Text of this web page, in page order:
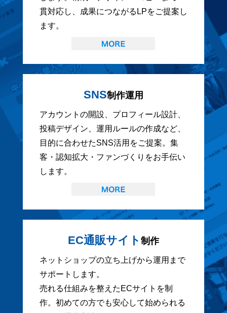
貫対応し、成果につながるLPをご提案し
ます。
SNS制作運用
アカウントの開設、プロフィール設計、
投稿デザイン、運用ルールの作成など、
目的に合わせたSNS活用をご提案。集
客・認知拡大・ファンづくりをお手伝い
します。
EC通販サイト 制作
ネットショップの立ち上げから運用まで
サポートします。
売れる仕組みを整えたECサイトを制
作。初めての方でも安心して始められる